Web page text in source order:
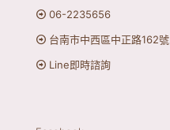
06-2235656
台南市中西區中正路162號
Line即時諮詢